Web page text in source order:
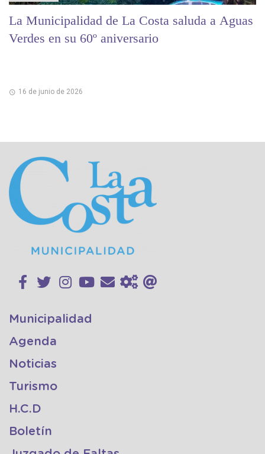
La Municipalidad de La Costa saluda a Aguas
Verdes en su 60º aniversario
16 de junio de 2026
Municipalidad
Agenda
Noticias
Turismo
H.C.D
Boletín